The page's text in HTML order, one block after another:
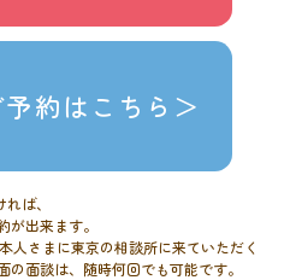
約はこちら＞
ば、
が出来ます。
人さまに東京の相談所に来ていただく
面談は、随時何回でも可能です。